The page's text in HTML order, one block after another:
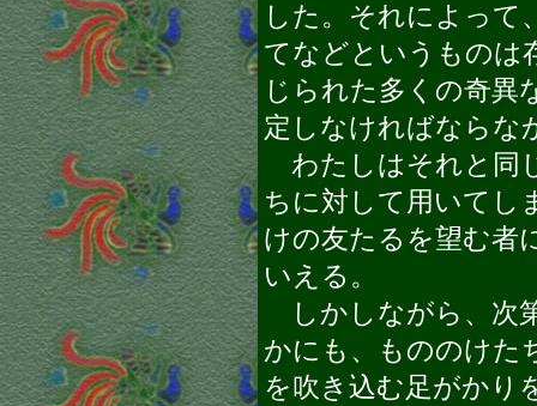
した。それによって
てなどというものは
じられた多くの奇異
定しなければならな
わたしはそれと同
ちに対して用いてし
けの友たるを望む者
いえる。
しかしながら、次
かにも、もののけた
を吹き込む足がかり